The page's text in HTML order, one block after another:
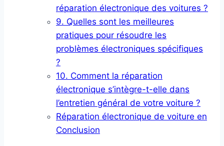
réparation électronique des voitures ?
9. Quelles sont les meilleures
pratiques pour résoudre les
problèmes électroniques spécifiques
?
10. Comment la réparation
électronique s’intègre-t-elle dans
l’entretien général de votre voiture ?
Réparation électronique de voiture en
Conclusion